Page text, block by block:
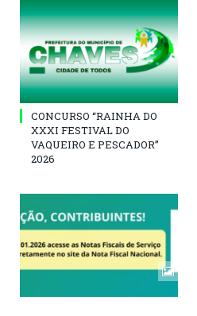
CONCURSO “RAINHA DO
XXXI FESTIVAL DO
VAQUEIRO E PESCADOR”
2026